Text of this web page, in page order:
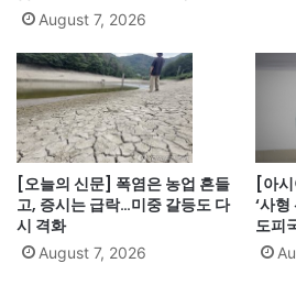
August 7, 2026
[오늘의 신문] 폭염은 농업 흔들
고, 증시는 급락…미중 갈등도 다
시 격화
August 7, 2026
[아
‘사
도피